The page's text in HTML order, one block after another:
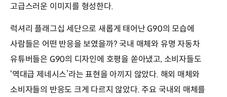
고급스러운 이미지를 형성한다.
럭셔리 플래그십 세단으로 새롭게 태어난 G90의 모습에
사람들은 어떤 반응을 보였을까? 국내 매체와 유명 자동차
유튜버들은 G90의 디자인에 호평을 쏟아냈고, 소비자들도
‘역대급 제네시스’라는 표현을 아끼지 않았다. 해외 매체와
소비자들의 반응도 크게 다르지 않았다. 주요 국내외 매체를